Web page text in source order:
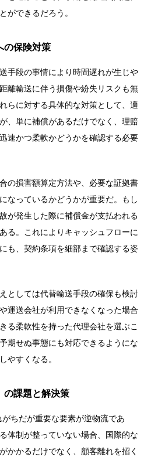
ができるだろう。
の保険対策
手段の事情により時間遅れが生じや
離輸送に伴う損傷や紛失リスクも無
らに対する具体的な対策として、適
、単に補償があるだけでなく、理赔
速かつ柔軟かどうかを確認する必要
の損害額算定方法や、必要な証拠書
なっているかどうかが重要だ。もし
が発生した際に補償金が支払われる
る。これによりキャッシュフローに
も、契約条項を細部まで確認する姿
としては代替輸送手段の確保も検討
運送会社が利用できなくなった場合
る柔軟性を持った代理会社を選ぶこ
期せぬ事態にも対応できるようにな
やすくなる。
の課題と解決策
ちだが重要な要素が逆物流であ
体制が整っていない場合、国際的な
かかるだけでなく、顧客離れを招く